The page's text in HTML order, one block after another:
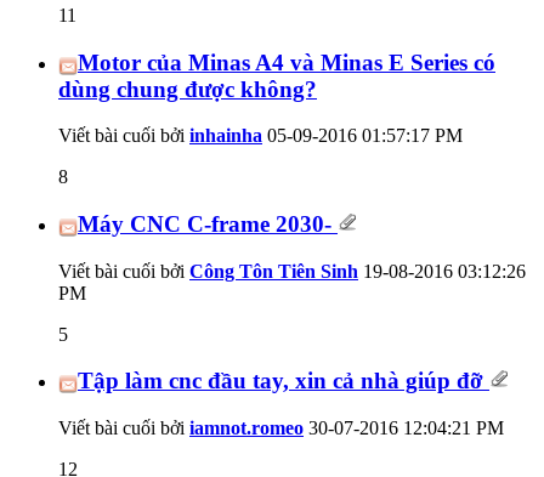
11
Motor của Minas A4 và Minas E Series có
dùng chung được không?
Viết bài cuối bởi inhainha 05-09-2016 01:57:17 PM
8
Máy CNC C-frame 2030-
Viết bài cuối bởi Công Tôn Tiên Sinh 19-08-2016 03:12:26
PM
5
Tập làm cnc đầu tay, xin cả nhà giúp đỡ
Viết bài cuối bởi iamnot.romeo 30-07-2016 12:04:21 PM
12